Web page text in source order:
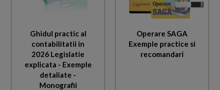
Ghidul practic al
contabilitatii in
2026 Legislatie
explicata - Exemple
detaliate -
Monografii
Operare SAGA
Exemple practice si
recomandari